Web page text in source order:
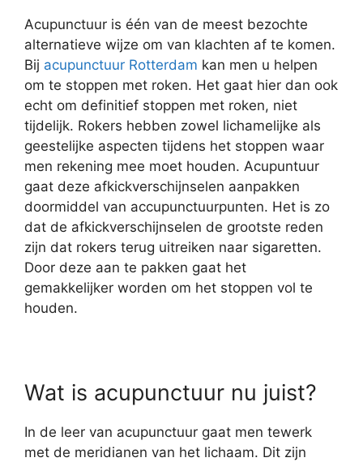
Acupunctuur is één van de meest bezochte
alternatieve wijze om van klachten af te komen.
Bij acupunctuur Rotterdam kan men u helpen
om te stoppen met roken. Het gaat hier dan ook
echt om definitief stoppen met roken, niet
tijdelijk. Rokers hebben zowel lichamelijke als
geestelijke aspecten tijdens het stoppen waar
men rekening mee moet houden. Acupuntuur
gaat deze afkickverschijnselen aanpakken
doormiddel van accupunctuurpunten. Het is zo
dat de afkickverschijnselen de grootste reden
zijn dat rokers terug uitreiken naar sigaretten.
Door deze aan te pakken gaat het
gemakkelijker worden om het stoppen vol te
houden.
Wat is acupunctuur nu juist?
In de leer van acupunctuur gaat men tewerk
met de meridianen van het lichaam. Dit zijn